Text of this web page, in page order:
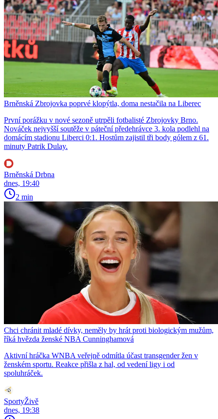
Brněnská Zbrojovka poprvé klopýtla, doma nestačila na Liberec
První porážku v nové sezoně utrpěli fotbalisté Zbrojovky Brno.
Nováček nejvyšší soutěže v páteční předehrávce 3. kola podlehl na
domácím stadionu Liberci 0:1. Hostům zajistil tři body gólem z 61.
minuty Patrik Dulay.
Brněnská Drbna
dnes, 19:40
2 min
Chci chránit mladé dívky, neměly by hrát proti biologickým mužům,
říká hvězda ženské NBA Cunninghamová
Aktivní hráčka WNBA veřejně odmítla účast transgender žen v
ženském sportu. Reakce přišla z hal, od vedení ligy i od
spoluhráček.
SportyŽivě
dnes, 19:38